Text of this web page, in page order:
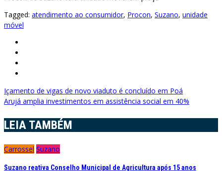
Tagged: atendimento ao consumidor, Procon, Suzano, unidade
móvel
Navegação
de
Post
Içamento de vigas de novo viaduto é concluído em Poá
Arujá amplia investimentos em assistência social em 40%
LEIA TAMBÉM
Carrossel Suzano
Suzano reativa Conselho Municipal de Agricultura após 15 anos